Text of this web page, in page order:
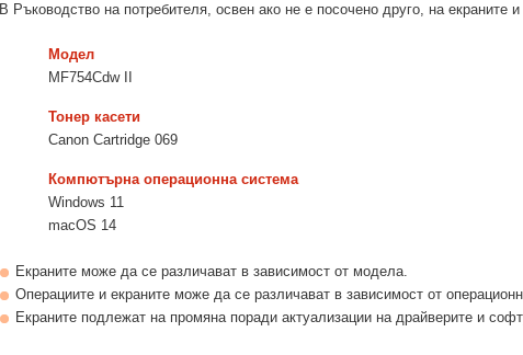
В Ръководство на потребителя, освен ако не е посочено друго, на екраните
Модел
MF754Cdw II
Тонер касети
Canon Cartridge 069
Компютърна операционна система
Windows 11
macOS 14
Екраните може да се различават в зависимост от модела.
Операциите и екраните може да се различават в зависимост от
Екраните подлежат на промяна поради актуализации на драйверите и